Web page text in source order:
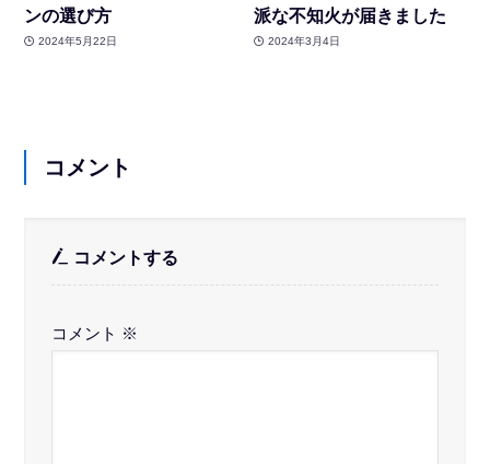
ンの選び方
2024年5月22日
派な不知火が届きました
2024年3月4日
コメント
コメントする
コメント ※